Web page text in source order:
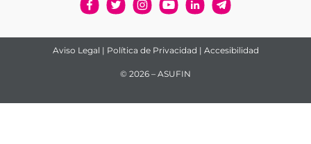
Aviso Legal | Política de Privacidad | Accesibilidad
© 2026 – ASUFIN